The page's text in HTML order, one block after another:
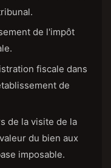
de l'impôt
fiscale dans
de
de la visite de la
du bien aux
imposable.